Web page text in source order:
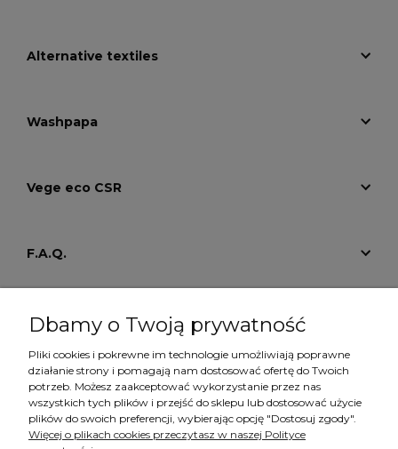
Alternative textiles
Washpapa
Vege eco CSR
F.A.Q.
Tutoriale
Konto
Dbamy o Twoją prywatność
Pliki cookies i pokrewne im technologie umożliwiają poprawne
działanie strony i pomagają nam dostosować ofertę do Twoich
potrzeb. Możesz zaakceptować wykorzystanie przez nas
wszystkich tych plików i przejść do sklepu lub dostosować użycie
plików do swoich preferencji, wybierając opcję "Dostosuj zgody".
Więcej o plikach cookies przeczytasz w naszej Polityce